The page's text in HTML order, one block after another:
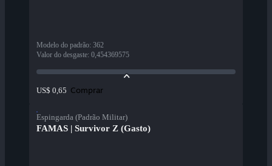
Modelo do padrão: 362
Valor do desgaste: 0,454369575
US$ 0,65 Comprar
Espingarda (Padrão Militar)
FAMAS | Survivor Z (Gasto)